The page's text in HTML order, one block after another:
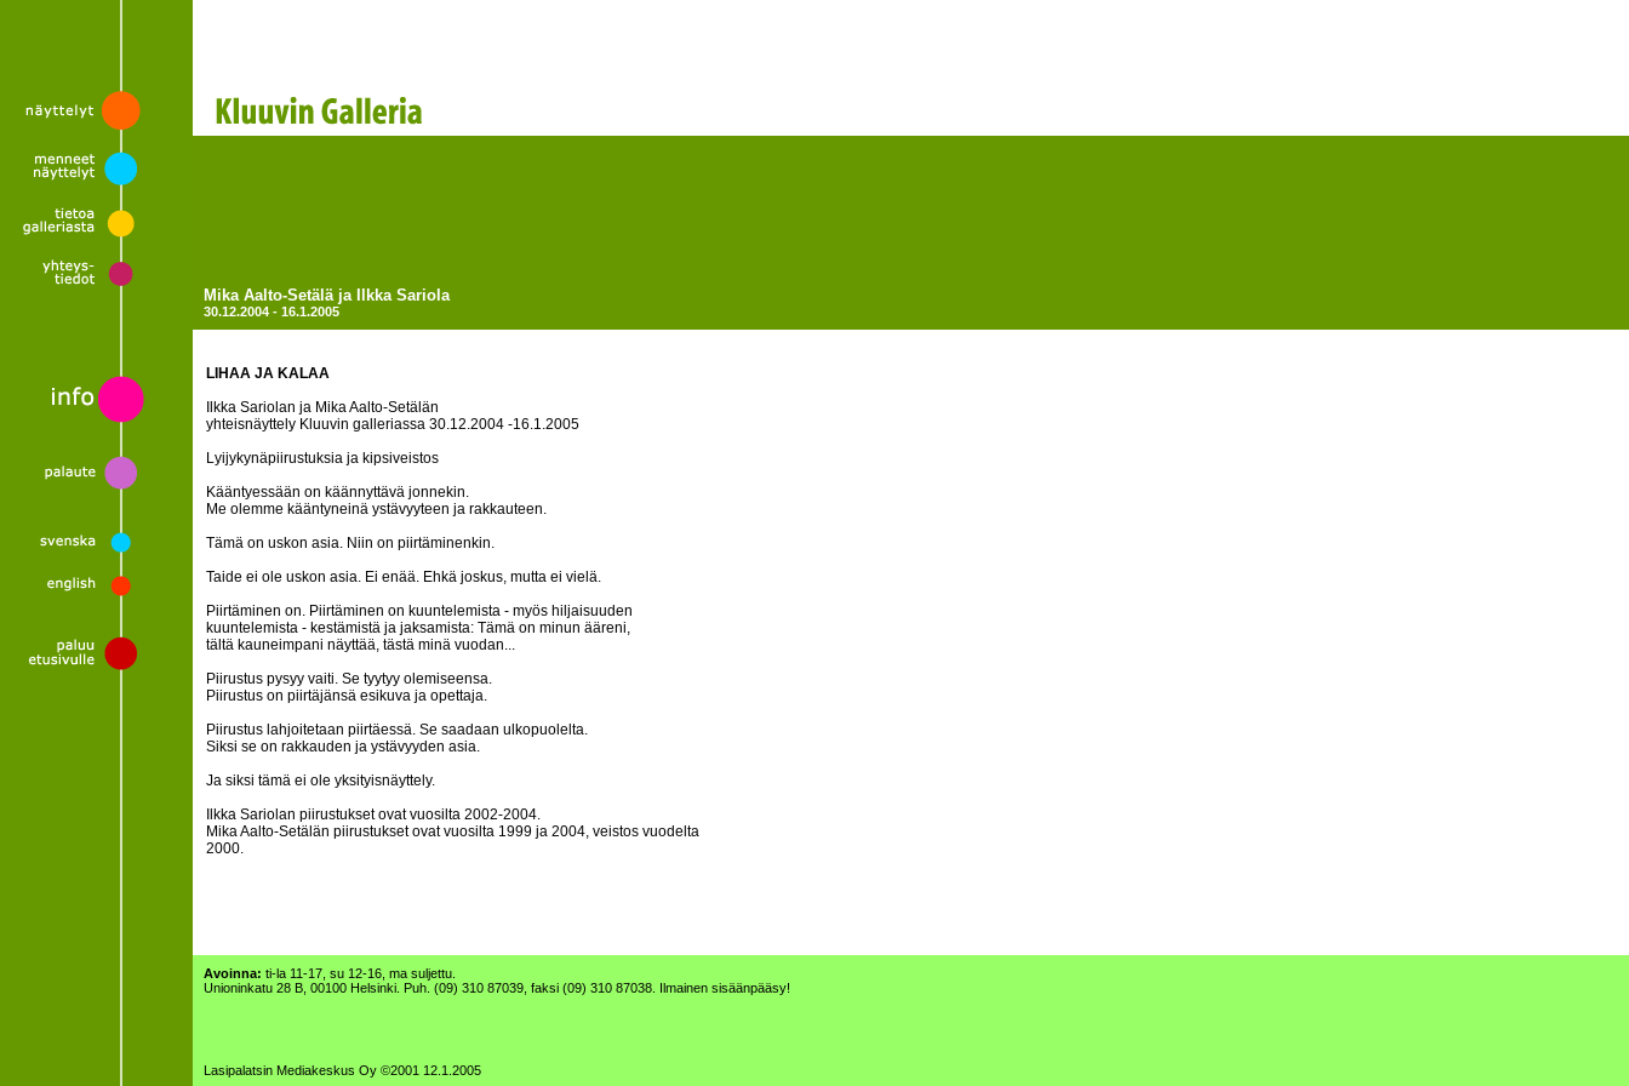
Mika Aalto-Setälä ja Ilkka Sariola
30.12.2004 - 16.1.2005
LIHAA JA KALAA
Ilkka Sariolan ja Mika Aalto-Setälän
yhteisnäyttely Kluuvin galleriassa 30.12.2004 -16.1.2005
Lyijykynäpiirustuksia ja kipsiveistos
Kääntyessään on käännyttävä jonnekin.
Me olemme kääntyneinä ystävyyteen ja rakkauteen.
Tämä on uskon asia. Niin on piirtäminenkin.
Taide ei ole uskon asia. Ei enää. Ehkä joskus, mutta ei vielä.
Piirtäminen on. Piirtäminen on kuuntelemista - myös hiljaisuuden
kuuntelemista - kestämistä ja jaksamista: Tämä on minun ääreni,
tältä kauneimpani näyttää, tästä minä vuodan...
Piirustus pysyy vaiti. Se tyytyy olemiseensa.
Piirustus on piirtäjänsä esikuva ja opettaja.
Piirustus lahjoitetaan piirtäessä. Se saadaan ulkopuolelta.
Siksi se on rakkauden ja ystävyyden asia.
Ja siksi tämä ei ole yksityisnäyttely.
Ilkka Sariolan piirustukset ovat vuosilta 2002-2004.
Mika Aalto-Setälän piirustukset ovat vuosilta 1999 ja 2004, veistos vuodelta
2000.
Avoinna: ti-la 11-17, su 12-16, ma suljettu.
Unioninkatu 28 B, 00100 Helsinki. Puh. (09) 310 87039, faksi (09) 310 87038. Ilmainen sisäänpääsy!
Lasipalatsin Mediakeskus Oy ©2001 12.1.2005